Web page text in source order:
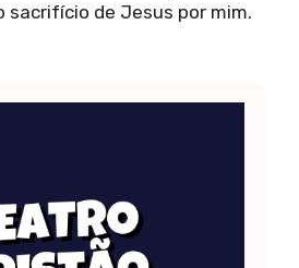
sacrifício de Jesus por mim.